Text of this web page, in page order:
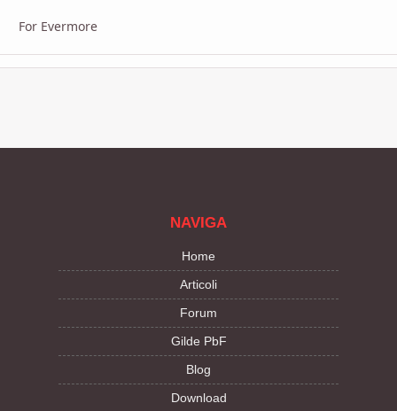
For Evermore
NAVIGA
Home
Articoli
Forum
Gilde PbF
Blog
Download